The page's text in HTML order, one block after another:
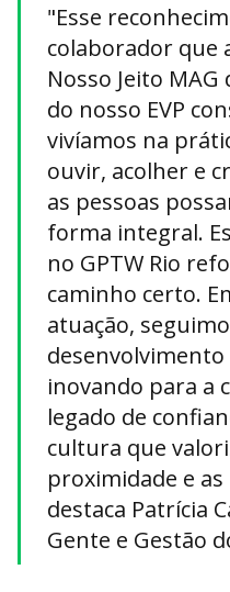
"Esse
colaborador que
Nosso Jeito
do nosso EVP
vivíamos na
ouvir, acolher e
as pessoas
forma integral.
no GPTW Rio
caminho certo.
atuação,
desenvolvimento
inovando para a
legado de
cultura que
proximidade e
destaca Patrícia
Gente e Gestão